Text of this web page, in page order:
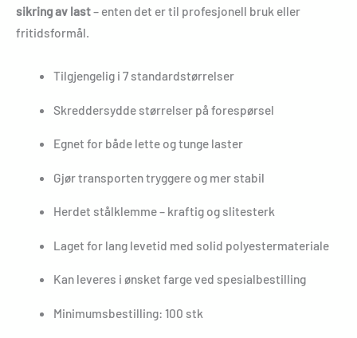
sikring av last– enten det er til profesjonell bruk eller
fritidsformål.
Tilgjengelig i 7 standardstørrelser
Skreddersydde størrelser på forespørsel
Egnet for både lette og tunge laster
Gjør transporten tryggere og mer stabil
Herdet stålklemme – kraftig og slitesterk
Laget for lang levetid med solid polyestermateriale
Kan leveres i ønsket farge ved spesialbestilling
Minimumsbestilling: 100 stk